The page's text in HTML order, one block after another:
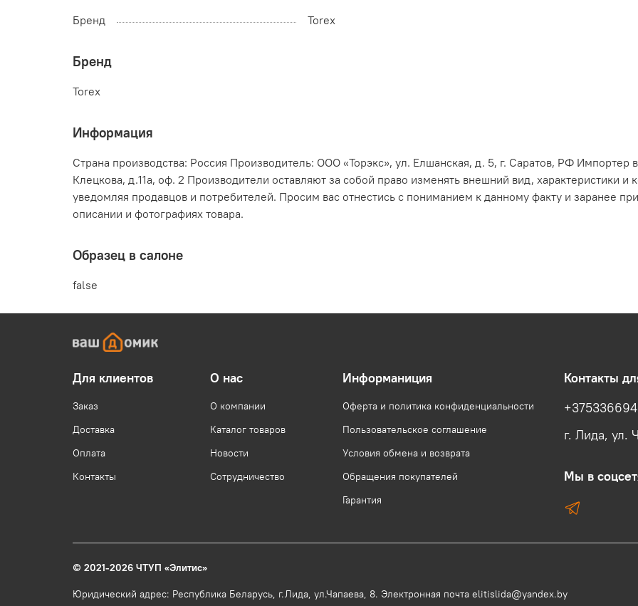
Бренд Torex
Бренд
Torex
Информация
Страна производства: Россия Производитель: ООО «Торэкс», ул. Елшанская, д. 5, г. Саратов, РФ Импортер
Клецкова, д.11а, оф. 2 Производители оставляют за собой право изменять внешний вид, характеристики
уведомляя продавцов и потребителей. Просим вас отнестись с пониманием к данному факту и заранее
описании и фотографиях товара.
Образец в салоне
false
Для клиентов
Заказ
Доставка
Оплата
Контакты
О нас
О компании
Каталог товаров
Новости
Сотрудничество
Информаниция
Оферта и политика конфиденциальности
Пользовательское соглашение
Условия обмена и возврата
Обращения покупателей
Гарантия
Контакты
г. Лида, ул.
Мы в
© 2021-2026 ЧТУП «Элитис»
Юридический адрес: Республика Беларусь, г.Лида, ул.Чапаева, 8. Электронная почта elitislida@yandex.by